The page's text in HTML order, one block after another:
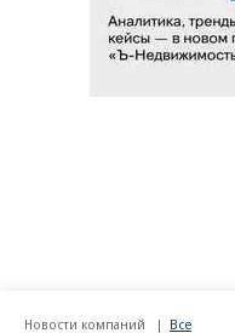
Новости компаний Все